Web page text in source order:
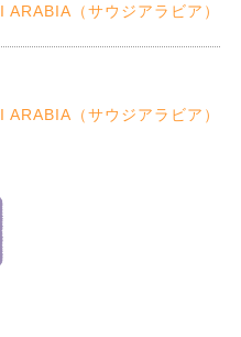
ARABIA（サウジアラビア）
ARABIA（サウジアラビア）